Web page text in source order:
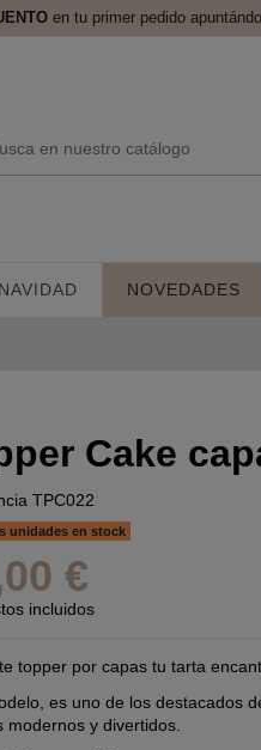
en tu primer pedido
NAVIDAD NOVEDADES
Cake
TPC022
unidades en stock
€
incluidos
topper por capas tu tarta
es uno de los destacados
modernos y divertidos.